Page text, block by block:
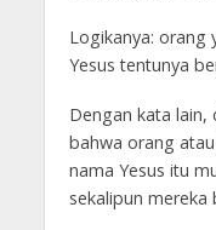
Logikanya: orang
Yesus tentunya
Dengan kata lain,
bahwa orang
nama Yesus itu
sekalipun